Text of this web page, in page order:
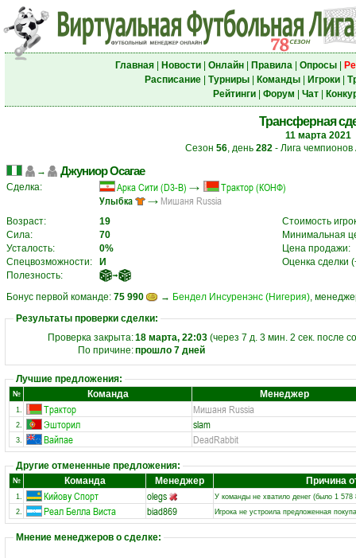
Главная| Новости| Онлайн| Правила| Опросы|
Расписание| Турниры| Команды| Игроки|
Рейтинги| Форум Чат|
Трансферная
11 марта 2021
Сезон 56, день 282 - Лига
→ Джуниор Осагае
Сделка: Арка Сити (D3-B) →
Трактор (КОНФ)
Улыбка
→ Мишаня Russia
Возраст:
19
Сила:
70
Усталость:
0%
Спецвозможности:
И
Полезность:
➟
Стоимость
Минимальная
Цена продажи:
Оценка сделки
Бонус первой команде: 75 990 → Бендел Инсуренэнс (Нигерия),
Результаты проверки сделки:
Проверка закрыта:18 марта, 22:03 (через 7 д. 3 мин. 2 сек. после
По причине:прошло 7 дней
Лучшие предложения:
№ Команда Менеджер
1. Трактор Мишаня Russia
2. Эшторил slam
3. Вайпае DeadRabbit
Другие отмененные предложения:
№ Команда Менеджер Причина
1. Кийову Спорт olegs
У команды не хватило денег (было 1 578
2.
Реал Белла Виста biad869 Игрока не устроила предложенная
Мнение менеджеров о сделке: